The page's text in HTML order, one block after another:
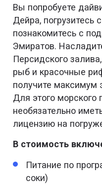
Вы попробуете
Дейра, погрузитесь
познакомитесь с
Эмиратов.
Персидского
рыб и красочные
получите максимум
Для этого
необязательно
лицензию на
В стоимость
Питание по
соки)